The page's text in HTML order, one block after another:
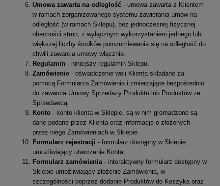
Umowa zawarta na odległość - umowa zawarta z Klientem
w ramach zorganizowanego systemu zawierania umów na
odległość (w ramach Sklepu), bez jednoczesnej fizycznej
obecności stron, z wyłącznym wykorzystaniem jednego lub
większej liczby środków porozumiewania się na odległość do
chwili zawarcia umowy włącznie.
Regulamin - niniejszy regulamin Sklepu.
Zamówienie - oświadczenie woli Klienta składane za
pomocą Formularza Zamówienia i zmierzające bezpośrednio
do zawarcia Umowy Sprzedaży Produktu lub Produktów ze
Sprzedawcą.
Konto - konto klienta w Sklepie, są w nim gromadzone są
dane podane przez Klienta oraz informacje o złożonych
przez niego Zamówieniach w Sklepie.
Formularz rejestracji - formularz dostępny w Sklepie,
umożliwiający utworzenie Konta.
Formularz zamówienia- interaktywny formularz dostępny w
Sklepie umożliwiający złożenie Zamówienia, w
szczególności poprzez dodanie Produktów do Koszyka oraz